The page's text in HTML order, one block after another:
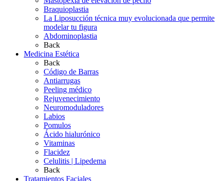
Braquioplastia
La Liposucción técnica muy evolucionada que permite
modelar tu figura
Abdominoplastia
Back
Medicina Estética
Back
Código de Barras
Antiarrugas
Peeling médico
Rejuvenecimiento
Neuromoduladores
Labios
Pomulos
Ácido hialurónico
Vitaminas
Flacidez
Celulitis | Lipedema
Back
Tratamientos Faciales